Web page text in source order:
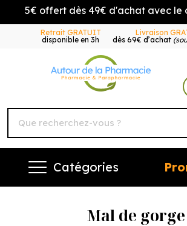
5€ offert dès 49€ d'achat avec le
Retrait GRATUIT
disponible en 3h
Livraison
dès 69€ d’achat
Catégories
Mal de gorge